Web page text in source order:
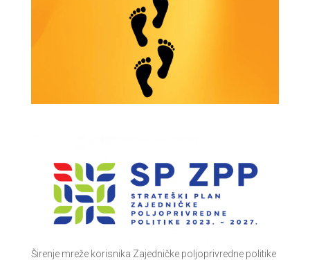
Širenje mreže korisnika Zajedničke poljoprivredne politike